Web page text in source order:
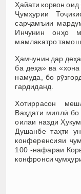
Ҳайати корвон оид
Ҷумҳурии
сарҷамъии
Инчунин онҳо
мамлакатро
Ҳамчунин дар
ба деҳа» ва
намуда, бо
гардиданд.
Хотиррасон
Ваҳдати миллӣ
оилаи назди
Душанбе таҳти
конференсияи
100 -нафараи
конфронси